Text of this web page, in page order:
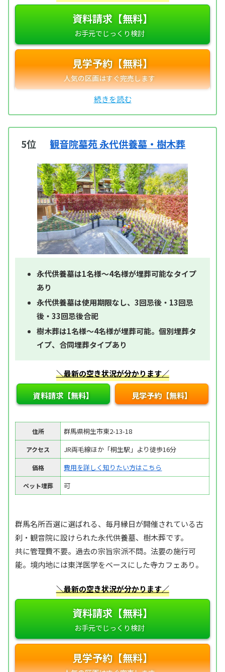
資料請求【無料】
見学予約【無料】
5位 観音院墓苑 永代供養墓・樹木葬
永代供養墓は1名様～4名様が埋葬可能なタイプ
あり
永代供養墓は使用期限なし、3回忌後・13回忌
後・33回忌後合祀
樹木葬は1名様～4名様が埋葬可能。個別埋葬タ
イプ、合同埋葬タイプあり
＼最新の空き状況が分かります／
資料請求【無料】 見学予約【無料】
住所 群馬県桐生市東2-13-18
アクセス JR両毛線ほか「桐生駅」より徒歩16分
価格 費用を詳しく知りたい方はこちら
ペット埋葬 可
群馬名所百選に選ばれる、毎月縁日が開催されている古
刹・観音院に設けられた永代供養墓、樹木葬です。
共に管理費不要。過去の宗旨宗派不問。法要の施行可
能。境内地には東洋医学をベースにした寺カフェあり。
＼最新の空き状況が分かります／
資料請求【無料】
見学予約【無料】